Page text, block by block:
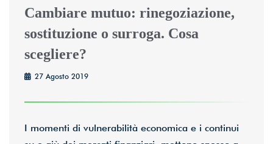
Cambiare mutuo: rinegoziazione,
sostituzione o surroga. Cosa
scegliere?
27 Agosto 2019
I momenti di vulnerabilità economica e i continui